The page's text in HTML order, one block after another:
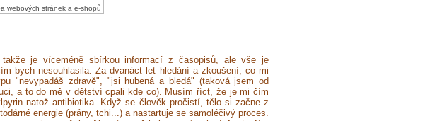
webových stránek a e-shopů
je víceméně sbírkou informací z časopisů, ale vše je
bych nesouhlasila. Za dvanáct let hledání a zkoušení, co mi
"nevypadáš zdravě", "jsi hubená a bledá" (taková jsem od
a to do mě v dětství cpali kde co). Musím říct, že je mi čím
natož antibiotika. Když se člověk pročistí, tělo si začne z
energie (prány, tchi...) a nastartuje se samoléčivý proces.